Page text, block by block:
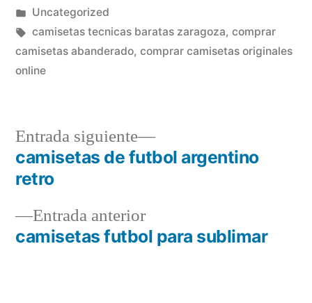
por
Publicado
en
Uncategorized
Etiquetas:
camisetas tecnicas baratas zaragoza, comprar
camisetas abanderado, comprar camisetas originales
online
Navegación
entradas
Entrada anteriorEntrada
anterior:
camisetas futbol para sublimar
Entrada siguiente
Entrada
siguiente:
camisetas de futbol argentino
retro